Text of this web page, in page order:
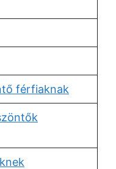
férfiaknak